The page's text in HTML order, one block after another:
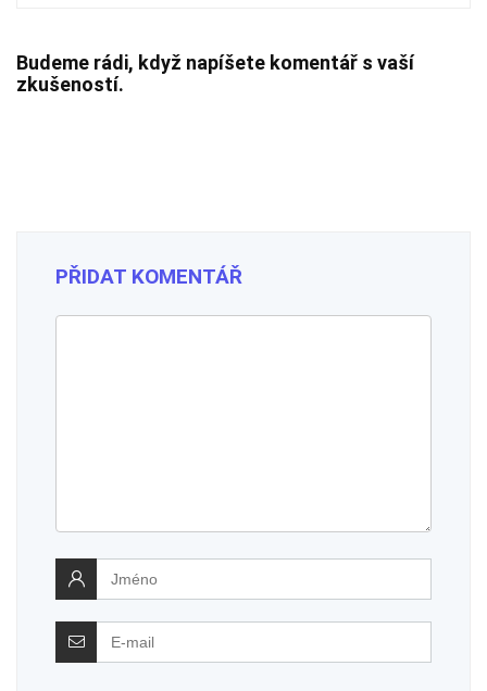
Budeme rádi, když napíšete komentář s vaší
zkušeností.
PŘIDAT KOMENTÁŘ